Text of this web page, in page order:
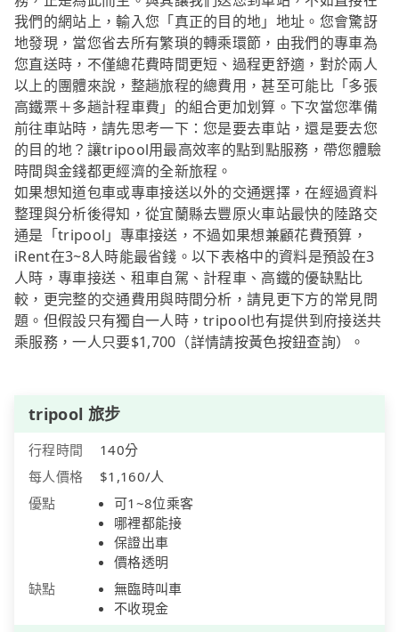
我們的網站上，輸入您「真正的目的地」地址。您會驚訝
地發現，當您省去所有繁瑣的轉乘環節，由我們的專車為
您直送時，不僅總花費時間更短、過程更舒適，對於兩人
以上的團體來說，整趟旅程的總費用，甚至可能比「多張
高鐵票＋多趟計程車費」的組合更加划算。下次當您準備
前往車站時，請先思考一下：您是要去車站，還是要去您
的目的地？讓tripool用最高效率的點到點服務，帶您體驗
時間與金錢都更經濟的全新旅程。
如果想知道包車或專車接送以外的交通選擇，在經過資料
整理與分析後得知，從宜蘭縣去豐原火車站最快的陸路交
通是「tripool」專車接送，不過如果想兼顧花費預算，
iRent在3~8人時能最省錢。以下表格中的資料是預設在3
人時，專車接送、租車自駕、計程車、高鐵的優缺點比
較，更完整的交通費用與時間分析，請見更下方的常見問
題。但假設只有獨自一人時，tripool也有提供到府接送共
乘服務，一人只要$1,700（詳情請按黃色按鈕查詢）。
tripool 旅步
行程時間
140分
每人價格
$1,160/人
優點
可1~8位乘客
哪裡都能接
保證出車
價格透明
缺點
無臨時叫車
不收現金